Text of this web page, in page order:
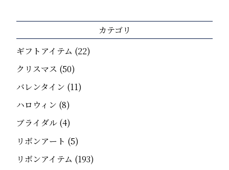
カテゴリ
ギフトアイテム (22)
クリスマス (50)
バレンタイン (11)
ハロウィン (8)
ブライダル (4)
リボンアート (5)
リボンアイテム (193)